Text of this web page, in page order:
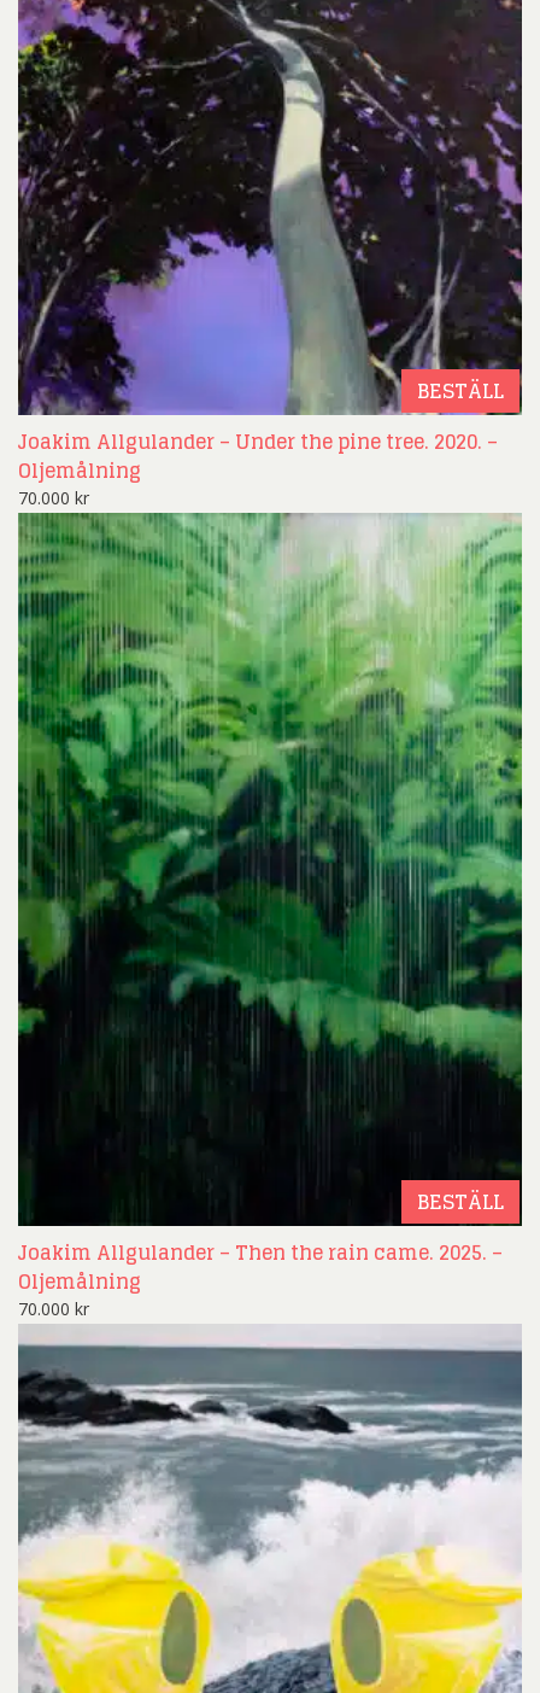
BESTÄLL
Joakim Allgulander – Under the pine tree. 2020. –
Oljemålning
70.000 kr
BESTÄLL
Joakim Allgulander – Then the rain came. 2025. –
Oljemålning
70.000 kr